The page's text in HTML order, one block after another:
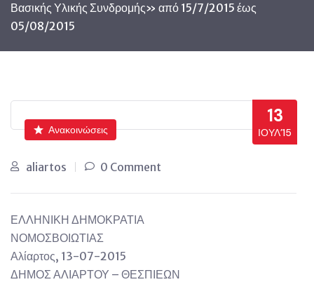
Βασικής Υλικής Συνδρομής» από 15/7/2015 έως
05/08/2015
13
ΙΟΎΛ’15
Ανακοινώσεις
aliartos 0 Comment
ΕΛΛΗΝΙΚΗ ΔΗΜΟΚΡΑΤΙΑ
Αλίαρτος, 13-07-2015
ΔΗΜΟΣ ΑΛΙΑΡΤΟΥ – ΘΕΣΠΙΕΩΝ